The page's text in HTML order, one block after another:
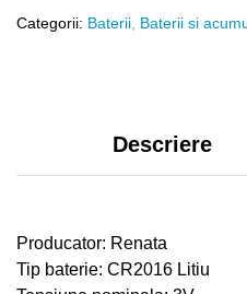
Categorii: Baterii Baterii si
Descriere
Producator: Renata
Tip baterie: CR2016 Litiu